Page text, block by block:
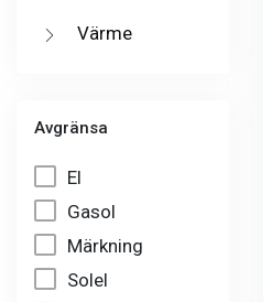
Värme
Avgränsa
El
Gasol
Märkning
Solel